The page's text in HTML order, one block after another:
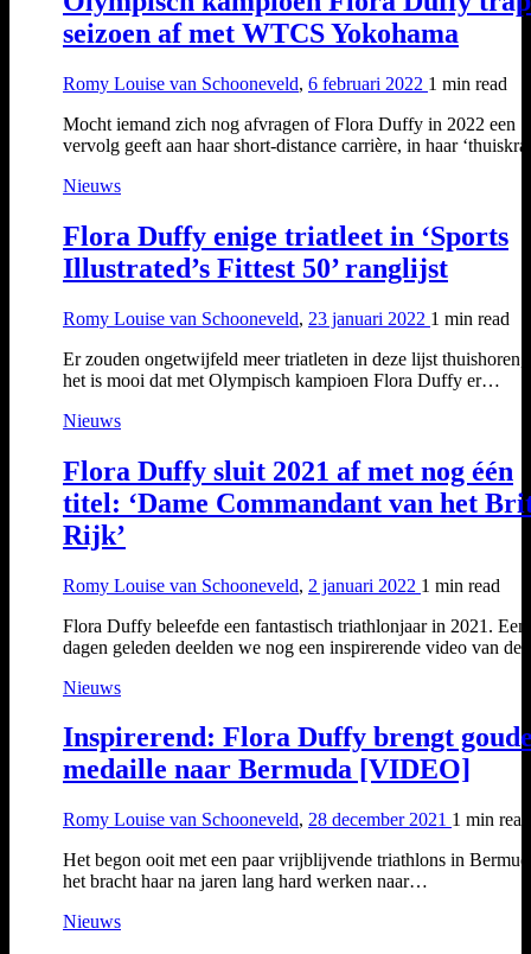
seizoen af met WTCS Yokohama
Romy Louise van Schooneveld, 6 februari 2022 1 min read
Mocht iemand zich nog afvragen of Flora Duffy in 2022 een
vervolg geeft aan haar short-distance carrière, in haar
Nieuws
Flora Duffy enige triatleet in ‘Sports
Illustrated’s Fittest 50’ ranglijst
Romy Louise van Schooneveld, 23 januari 2022 1 min read
Er zouden ongetwijfeld meer triatleten in deze lijst thuishoren,
het is mooi dat met Olympisch kampioen Flora Duffy er…
Nieuws
Flora Duffy sluit 2021 af met nog één
titel: ‘Dame Commandant van het
Rijk’
Romy Louise van Schooneveld, 2 januari 2022 1 min read
Flora Duffy beleefde een fantastisch triathlonjaar in 2021. Een
dagen geleden deelden we nog een inspirerende video van
Nieuws
Inspirerend: Flora Duffy brengt
medaille naar Bermuda [VIDEO]
Romy Louise van Schooneveld, 28 december 2021 1 min read
Het begon ooit met een paar vrijblijvende triathlons in
het bracht haar na jaren lang hard werken naar…
Nieuws